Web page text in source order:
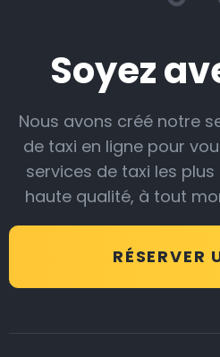
Soyez
Nous avons créé notre
de taxi en ligne pour
services de taxi les
haute qualité, à tout
RÉSERVER